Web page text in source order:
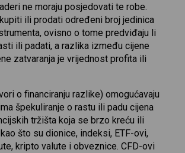
ne moraju posjedovati te robe.
ili prodati određeni broj jedinica
ovisno o tome predviđaju li
ili padati, a razlika između cijene
zatvaranja je vrijednost profita ili
o financiranju razlike) omogućavaju
špekuliranje o rastu ili padu cijena
tržišta koja se brzo kreću ili
što su dionice, indeksi, ETF-ovi,
kripto valute i obveznice. CFD-ovi